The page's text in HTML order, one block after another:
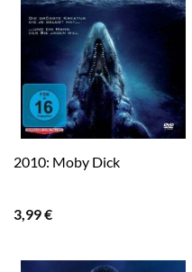
2010: Moby Dick
3,99€